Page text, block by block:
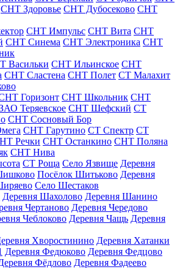
СНТ Здоровье СНТ Дубосеково СНТ
СНТ Импульс СНТ Вита СНТ
СНТ Синема СНТ Электроника СНТ
Васильки СНТ Ильинское СНТ
СНТ Сластена СНТ Полет СТ Малахит
Горизонт СНТ Школьник СНТ
Теряевское СНТ Шефский СТ
СНТ Сосновый Бор
СНТ Гарутино СТ Спектр СТ
Речки СНТ Останкино СНТ Поляна
СНТ Нива
СТ Роща Село Язвище Деревня
Посёлок Шитьково Деревня
Село Шестаков
Деревня Шахолово Деревня Шанино
Чертаново Деревня Чередово
Чеблоково Деревня Чащь Деревня
Хворостинино Деревня Хатанки
Деревня Федюково Деревня Федцово
Фёдлово Деревня Фадеево